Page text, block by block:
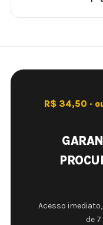
R$ 34,50 ·
Acesso
de